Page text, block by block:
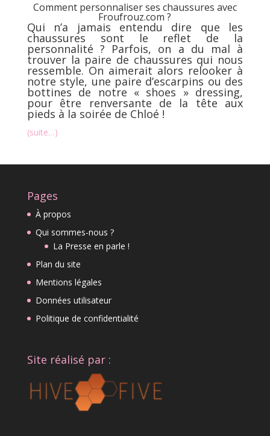
Comment personnaliser ses chaussures avec
Froufrouz.com ?
Qui n’a jamais entendu dire que les
chaussures sont le reflet de la
personnalité ? Parfois, on a du mal à
trouver la paire de chaussures qui nous
ressemble. On aimerait alors relooker à
notre style, une paire d’escarpins ou des
bottinesde notre « shoes » dressing,
pour être renversante de la tête aux
pieds à la soirée de Chloé !
(suite…)
Pages
À propos
Qui sommes-nous ?
La Presse en parle !
Plan du site
Mentions légales
Données utilisateur
Politique de confidentialité
Site réalisé par :